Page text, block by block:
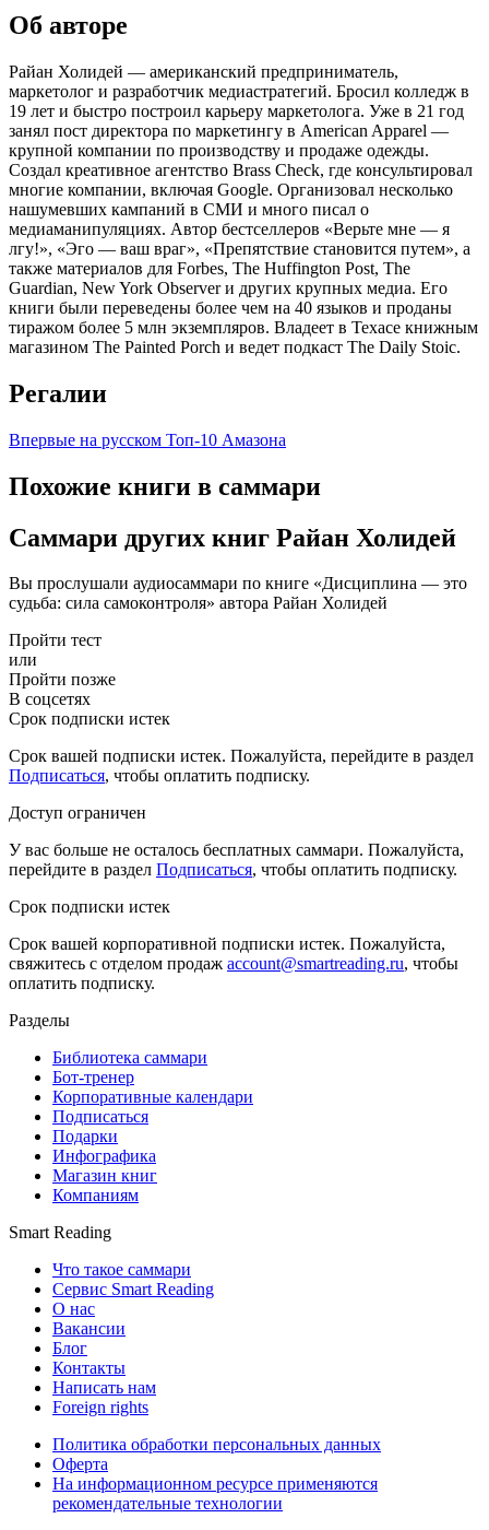
Об авторе
Райан Холидей — американский предприниматель,
маркетолог и разработчик медиастратегий. Бросил колледж в
19 лет и быстро построил карьеру маркетолога. Уже в 21 год
занял пост директора по маркетингу в American Apparel —
крупной компании по производству и продаже одежды.
Создал креативное агентство Brass Check, где консультировал
многие компании, включая Google. Организовал несколько
нашумевших кампаний в СМИ и много писал о
медиаманипуляциях. Автор бестселлеров «Верьте мне — я
лгу!», «Эго — ваш враг», «Препятствие становится путем», а
также материалов для Forbes, The Huffington Post, The
Guardian, New York Observer и других крупных медиа. Его
книги были переведены более чем на 40 языков и проданы
тиражом более 5 млн экземпляров. Владеет в Техасе книжным
магазином The Painted Porch и ведет подкаст The Daily Stoic.
Регалии
Впервые на русском Топ-10 Амазона
Похожие книги в саммари
Саммари других книг Райан Холидей
Вы прослушали аудиосаммари по книге «Дисциплина — это
судьба: сила самоконтроля» автора Райан Холидей
Пройти тест
или
Пройти позже
В соцсетях
Срок подписки истек
Срок вашей подписки истек. Пожалуйста, перейдите в раздел
Подписаться, чтобы оплатить подписку.
Доступ ограничен
У вас больше не осталось бесплатных саммари. Пожалуйста,
перейдите в раздел Подписаться, чтобы оплатить подписку.
Срок подписки истек
Срок вашей корпоративной подписки истек. Пожалуйста,
свяжитесь с отделом продаж account@smartreading.ru, чтобы
оплатить подписку.
Разделы
Библиотека саммари
Бот-тренер
Корпоративные календари
Подписаться
Подарки
Инфографика
Магазин книг
Компаниям
Smart Reading
Что такое саммари
Сервис Smart Reading
О нас
Вакансии
Блог
Контакты
Написать нам
Foreign rights
Политика обработки персональных данных
Оферта
На информационном ресурсе применяются
рекомендательные технологии